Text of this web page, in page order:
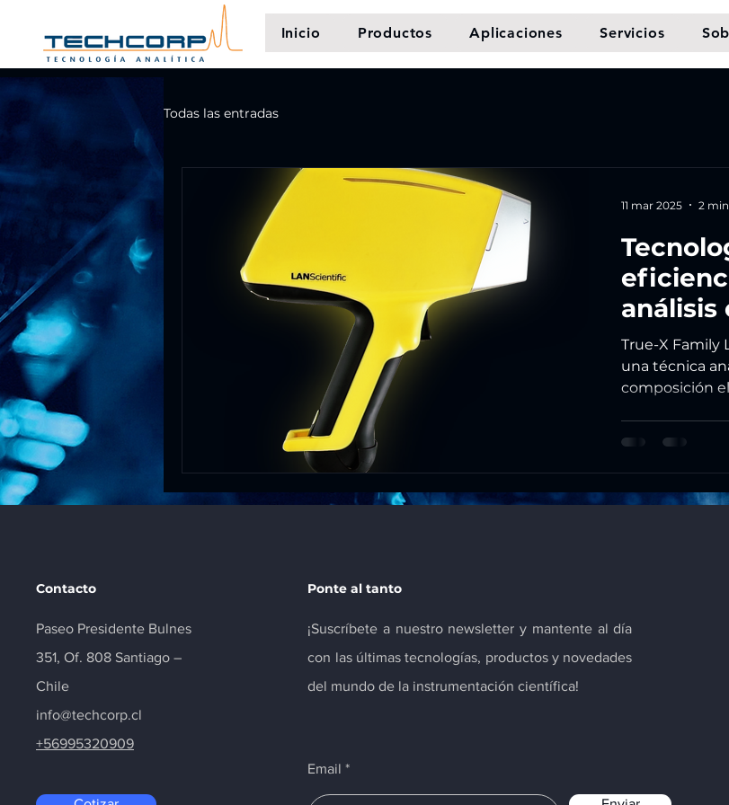
Inicio Productos Aplicaciones Servicios
Todas las entradas
análisis
True-X Family
una técnica
composición
11 mar 2025 2
Contacto
Paseo Presidente Bulnes
351, Of. 808 Santiago –
Chile
info@techcorp.cl
+56995320909
Ponte al tanto
¡Suscríbete a nuestro newsletter y mantente al día
con las últimas tecnologías, productos y novedades
del mundo de la instrumentación científica!
Email